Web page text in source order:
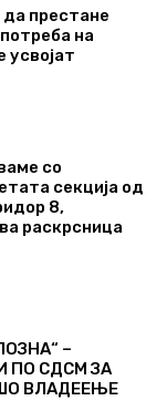
престане
на
усвојат
со
секција од
8,
раскрсница
–
ПО СДСМ ЗА
ВЛАДЕЕЊЕ